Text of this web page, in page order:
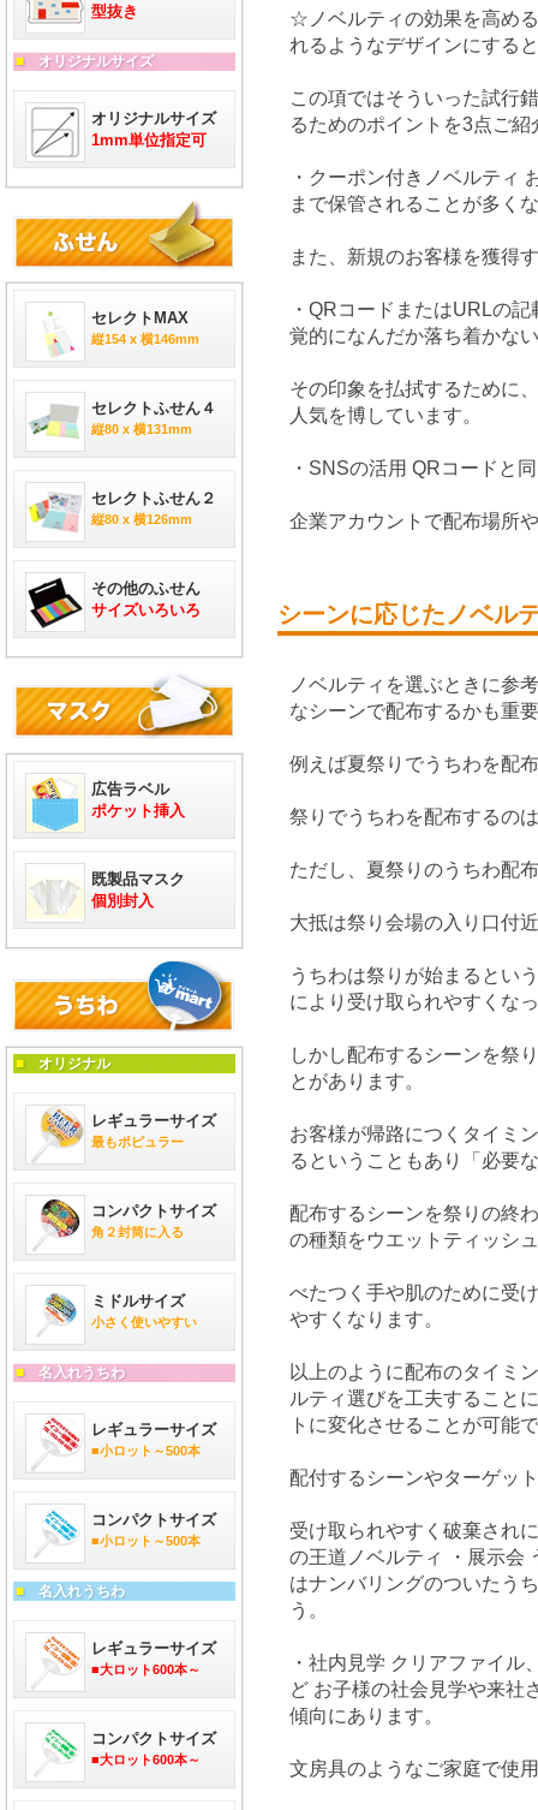
☆ノベルティの効果を高め
れるようなデザインにする
この項ではそういった試行
るためのポイントを3点ご紹
・クーポン付きノベルティ
まで保管されることが多く
また、新規のお客様を獲得
・QRコードまたはURLの
覚的になんだか落ち着かな
その印象を払拭するために
人気を博しています。
・SNSの活用 QRコードと
企業アカウントで配布場所
シーンに応じたノベル
ノベルティを選ぶときに参
なシーンで配布するかも重
例えば夏祭りでうちわを配
祭りでうちわを配布するの
ただし、夏祭りのうちわ配
大抵は祭り会場の入り口付
うちわは祭りが始まるとい
により受け取られやすくな
しかし配布するシーンを祭
とがあります。
お客様が帰路につくタイミ
るということもあり「必要
配布するシーンを祭りの終
の種類をウエットティッシ
べたつく手や肌のために受
やすくなります。
以上のように配布のタイミ
ルティ選びを工夫すること
トに変化させることが可能
配付するシーンやターゲッ
受け取られやすく破棄され
の王道ノベルティ ・展示会
はナンバリングのついたう
う。
・社内見学 クリアファイ
ど お子様の社会見学や来社
傾向にあります。
文房具のようなご家庭で使
型抜き
■オリジナルサイズ
オリジナルサイズ
1mm単位指定可
セレクトMAX
縦154 x 横146mm
セレクトふせん４
縦80 x 横131mm
セレクトふせん２
縦80 x 横126mm
その他のふせん
サイズいろいろ
広告ラベル
ポケット挿入
既製品マスク
個別封入
■オリジナル
レギュラーサイズ
最もポピュラー
コンパクトサイズ
角２封筒に入る
ミドルサイズ
小さく使いやすい
■名入れうちわ
レギュラーサイズ
■小ロット～500本
コンパクトサイズ
■小ロット～500本
■名入れうちわ
レギュラーサイズ
■大ロット600本～
コンパクトサイズ
■大ロット600本～